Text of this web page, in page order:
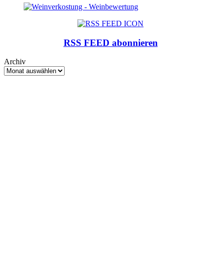
RSS FEED abonnieren
Archiv